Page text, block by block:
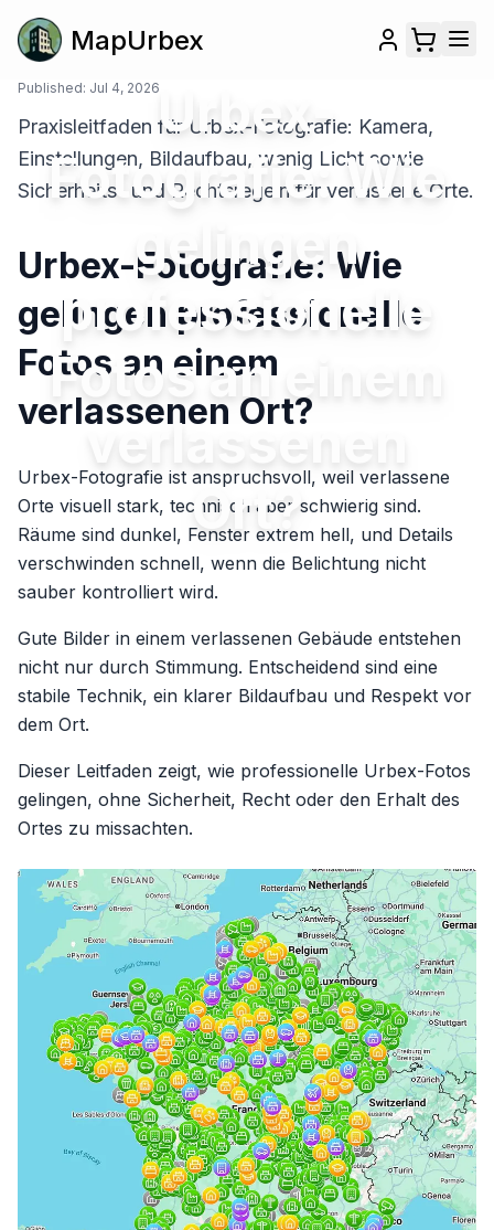
MapUrbex
Urbex-
Fotografie: Wie
gelingen
professionelle
Fotos an einem
verlassenen
Ort?
Published: Jul 4, 2026
Praxisleitfaden für Urbex-Fotografie: Kamera,
Einstellungen, Bildaufbau, wenig Licht sowie
Sicherheits- und Rechtsregeln für verlassene Orte.
Urbex-Fotografie: Wie
gelingen professionelle
Fotos an einem
verlassenen Ort?
Urbex-Fotografie ist anspruchsvoll, weil verlassene
Orte visuell stark, technisch aber schwierig sind.
Räume sind dunkel, Fenster extrem hell, und Details
verschwinden schnell, wenn die Belichtung nicht
sauber kontrolliert wird.
Gute Bilder in einem verlassenen Gebäude entstehen
nicht nur durch Stimmung. Entscheidend sind eine
stabile Technik, ein klarer Bildaufbau und Respekt vor
dem Ort.
Dieser Leitfaden zeigt, wie professionelle Urbex-Fotos
gelingen, ohne Sicherheit, Recht oder den Erhalt des
Ortes zu missachten.